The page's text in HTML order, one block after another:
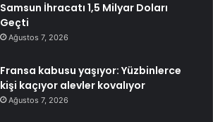
Samsun İhracatı 1,5 Milyar Doları
Geçti
Ağustos 7, 2026
Fransa kabusu yaşıyor: Yüzbinlerce
kişi kaçıyor alevler kovalıyor
Ağustos 7, 2026